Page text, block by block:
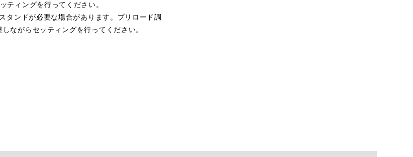
ティングを行ってください。
タンドが必要な場合があります。プリロード調
ながらセッティングを行ってください。